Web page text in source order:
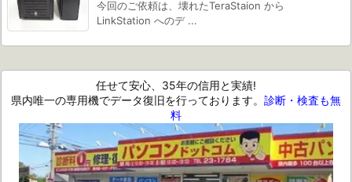
今回のご依頼は、壊れたTeraStaion から
LinkStation へのデ ...
任せて安心、35年の信用と実績!
県内唯一の専用機でデータ復旧を行っております。 診断・検査も無
料